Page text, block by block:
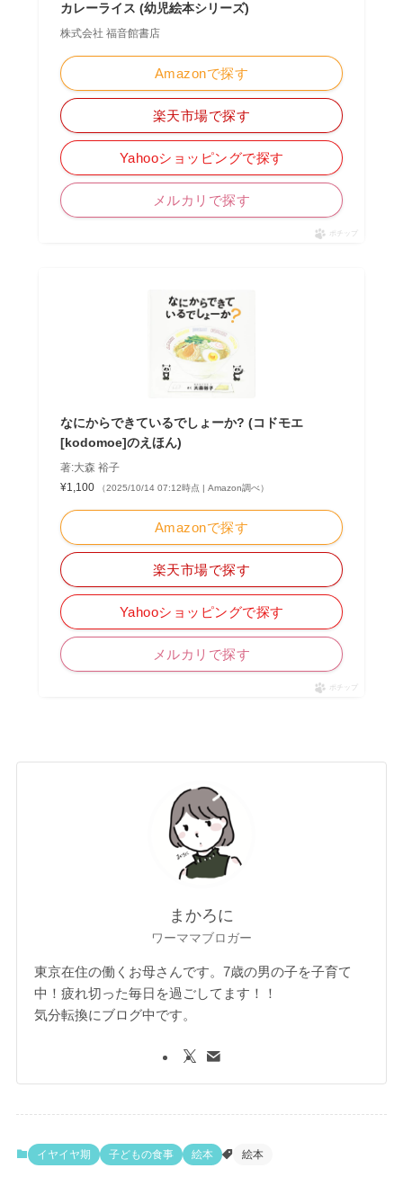
カレーライス (幼児絵本シリーズ)
株式会社 福音館書店
Amazonで探す
楽天市場で探す
Yahooショッピングで探す
メルカリで探す
ポチップ
なにからできているでしょーか? (コドモエ
[kodomoe]のえほん)
著:大森 裕子
¥1,100
（2025/10/14 07:12時点 | Amazon調べ）
Amazonで探す
楽天市場で探す
Yahooショッピングで探す
メルカリで探す
ポチップ
まかろに
ワーママブロガー
東京在住の働くお母さんです。7歳の男の子を子育て
中！疲れ切った毎日を過ごしてます！！
気分転換にブログ中です。
イヤイヤ期 子どもの食事 絵本 絵本